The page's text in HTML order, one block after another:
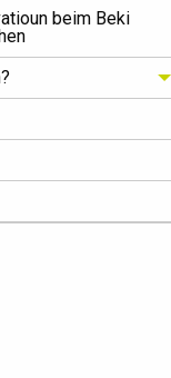
beim Beki